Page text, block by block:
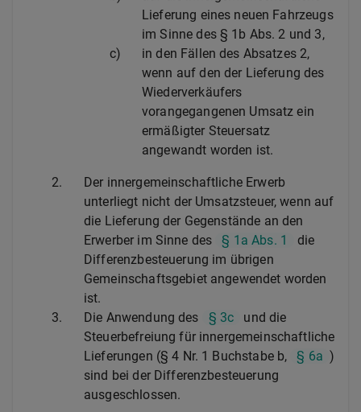
Lieferung eines neuen Fahrzeugs
im Sinne des § 1b Abs. 2 und 3,
c)
in den Fällen des Absatzes 2,
wenn auf den der Lieferung des
Wiederverkäufers
vorangegangenen Umsatz ein
ermäßigter Steuersatz
angewandt worden ist.
2.
Der innergemeinschaftliche Erwerb
unterliegt nicht der Umsatzsteuer, wenn auf
die Lieferung der Gegenstände an den
Erwerber im Sinne des
§ 1a Abs. 1
die
Differenzbesteuerung im übrigen
Gemeinschaftsgebiet angewendet worden
ist.
3.
Die Anwendung des § 3c
und die
Steuerbefreiung für innergemeinschaftliche
Lieferungen (§ 4 Nr. 1 Buchstabe b,
§ 6a )
sind bei der Differenzbesteuerung
ausgeschlossen.